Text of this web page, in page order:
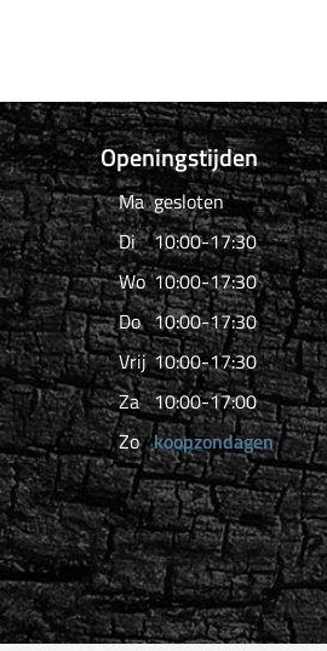
Openingstijden
Ma gesloten
Di
10:00-17:30
Wo 10:00-17:30
Do 10:00-17:30
Vrij 10:00-17:30
Za 10:00-17:00
Zo koopzondagen